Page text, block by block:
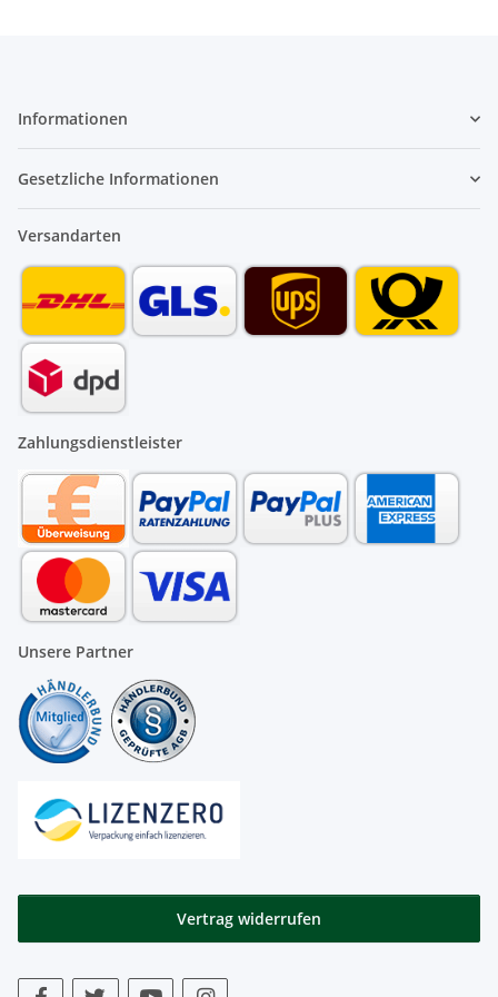
Informationen
Gesetzliche Informationen
Versandarten
Zahlungsdienstleister
Unsere Partner
Vertrag widerrufen